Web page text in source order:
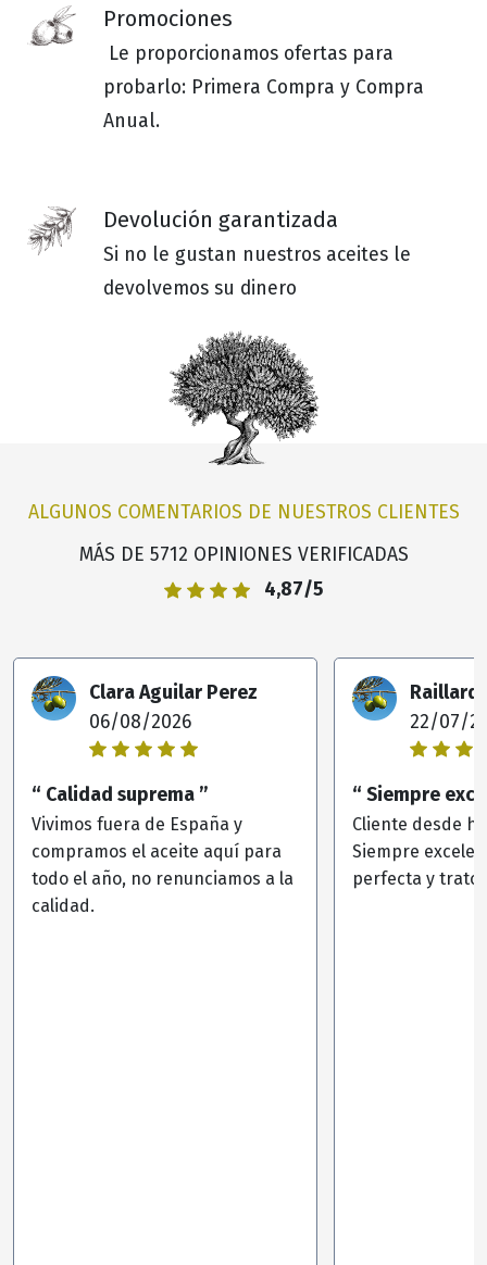
Promociones
Le proporcionamos ofertas para
probarlo: Primera Compra y Compra
Anual.
Devolución garantizada
Si no le gustan nuestros aceites le
devolvemos su dinero
ALGUNOS COMENTARIOS DE NUESTROS CLIENTES
MÁS DE 5712 OPINIONES VERIFICADAS
4,87/5
Clara Aguilar Perez
06/08/2026
“ Calidad suprema ”
Vivimos fuera de España y
compramos el aceite aquí para
todo el año, no renunciamos a la
calidad.
Raillard
22/07/
“ Siempre
Cliente desde
Siempre
perfecta y trato